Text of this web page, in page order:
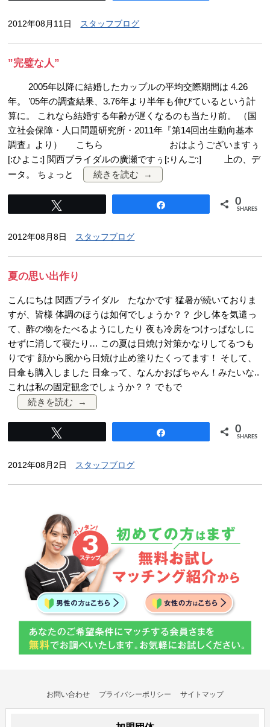
2012年08月11日 スタッフブログ
”完璧な人”
2005年以降に結婚したカップルの平均交際期間は 4.26
年。 ’05年の調査結果、3.76年より半年も伸びているという計
算に。 これなら結婚する年齢が遅くなるのも当たり前。 （国
立社会保障・人口問題研究所・2011年『第14回出生動向基本
調査』より） こちら おはようございますぅ
[:ひよこ:] 関西ブライダルの廣瀬ですぅ[:りんご:] 上の、デ
ータ。 ちょっと
続きを読む
0
SHARES
2012年08月8日 スタッフブログ
夏の思い出作り
こんにちは 関西ブライダル たなかです 猛暑が続いておりま
すが、皆様 体調のほうは如何でしょうか？？ 少し体を気遣っ
て、酢の物をたべるようにしたり 夜も冷房をつけっぱなしに
せずに消して寝たり… この夏は日焼け対策かなりしてるつも
りです 顔から腕から日焼け止め塗りたくってます！ そして、
日傘も購入しました 日傘って、なんかおばちゃん！みたいな..
これは私の固定観念でしょうか？？ でもで
続きを読む
0
SHARES
2012年08月2日 スタッフブログ
お問い合わせ プライバシーポリシー サイトマップ